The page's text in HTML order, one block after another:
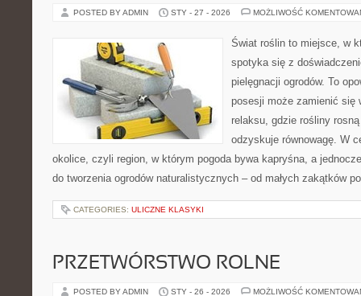
POSTED BY ADMIN STY - 27 - 2026 MOŻLIWOŚĆ
Świat roślin to miejsce, w
spotyka się z
pielęgnacji ogrodów. To
posesji może zamienić się
relaksu, gdzie rośliny
odzyskuje równowagę. W
okolice, czyli region, w którym pogoda bywa kapryśna, a
do tworzenia ogrodów naturalistycznych – od małych zakątków
CATEGORIES: ULICZNE KLASYKI
PRZETWÓRSTWO ROLNE
POSTED BY ADMIN STY - 26 - 2026 MOŻLIWOŚĆ